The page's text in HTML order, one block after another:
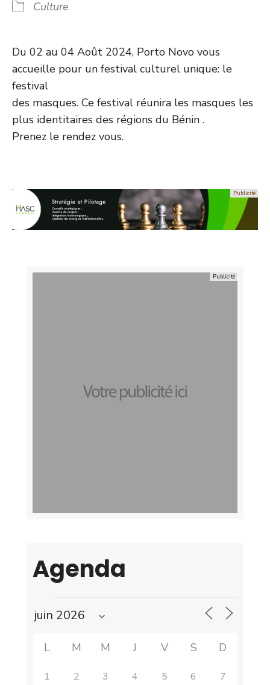
Culture
Du 02 au 04 Août 2024, Porto Novo vous
accueille pour un festival culturel unique: le
festival
des masques. Ce festival réunira les masques les
plus identitaires des régions du Bénin .
Prenez le rendez vous.
Agenda
L M M J V S D
1 2 3 4 5 6 7